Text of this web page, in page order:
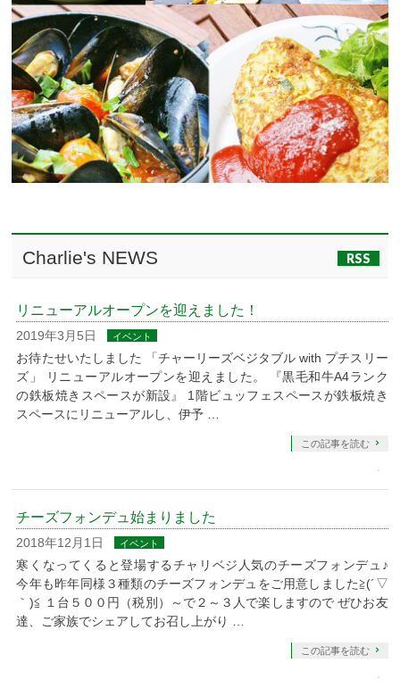
Charlie's NEWS RSS
リニューアルオープンを迎えました！
2019年3月5日 イベント
お待たせいたしました 「チャーリーズベジタブル with プチスリー
ズ」 リニューアルオープンを迎えました。 『黒毛和牛A4ランク
の鉄板焼きスペースが新設』 1階ビュッフェスペースが鉄板焼き
スペースにリニューアルし、伊予 …
この記事を読む
チーズフォンデュ始まりました
2018年12月1日 イベント
寒くなってくると登場するチャリベジ人気のチーズフォンデュ♪
今年も昨年同様３種類のチーズフォンデュをご用意しました≧(´▽
｀)≦ １台５００円（税別）～で２～３人で楽しますので ぜひお友
達、ご家族でシェアしてお召し上がり …
この記事を読む